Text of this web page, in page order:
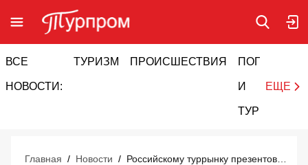
ВСЕ
НОВОСТИ:
ТУРИЗМ ПРОИСШЕСТВИЯ ПОГОДА
И
ТУРИЗМ
ЕЩЕ
Главная / Новости /